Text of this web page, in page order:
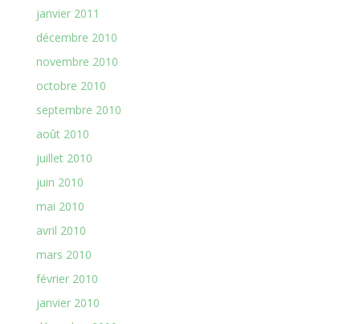
janvier 2011
décembre 2010
novembre 2010
octobre 2010
septembre 2010
août 2010
juillet 2010
juin 2010
mai 2010
avril 2010
mars 2010
février 2010
janvier 2010